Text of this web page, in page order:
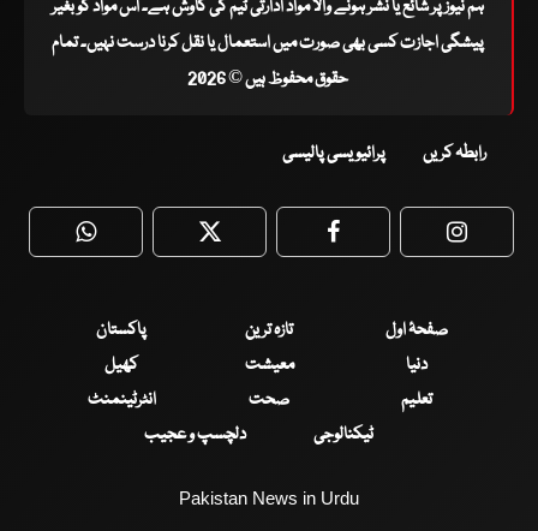
ہم نیوز پر شائع یا نشر ہونے والا مواد ادارتی ٹیم کی کاوش ہے۔ اس مواد کو بغیر
پیشگی اجازت کسی بھی صورت میں استعمال یا نقل کرنا درست نہیں۔ تمام
حقوق محفوظ ہیں © 2026
رابطہ کریں پرائیویسی پالیسی
WhatsApp Twitter Facebook
صفحۂ اول تازہ ترین
پاکستان
دنیا
معیشت
کھیل
تعلیم
صحت
انٹرٹینمنٹ
ٹیکنالوجی
دلچسپ و عجیب
Pakistan News in Urdu